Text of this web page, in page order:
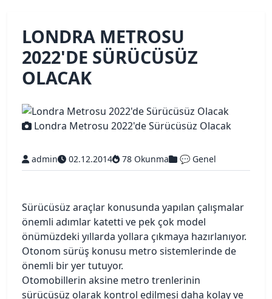
LONDRA METROSU
2022'DE SÜRÜCÜSÜZ
OLACAK
Londra Metrosu 2022'de Sürücüsüz Olacak
admin 02.12.2014 78 Okunma 💬 Genel
Sürücüsüz araçlar konusunda yapılan çalışmalar
önemli adımlar katetti ve pek çok model
önümüzdeki yıllarda yollara çıkmaya hazırlanıyor.
Otonom sürüş konusu metro sistemlerinde de
önemli bir yer tutuyor.
Otomobillerin aksine metro trenlerinin
sürücüsüz olarak kontrol edilmesi daha kolay ve